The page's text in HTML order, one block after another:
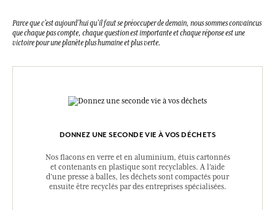
Parce que c’est aujourd’hui qu’il faut se préoccuper de demain, nous sommes convaincus
que chaque pas compte, chaque question est importante et chaque réponse est une
victoire pour une planète plus humaine et plus verte.
DONNEZ UNE SECONDE VIE À VOS DÉCHETS
Nos flacons en verre et en aluminium, étuis cartonnés
et contenants en plastique sont recyclables. A l’aide
d’une presse à balles, les déchets sont compactés pour
ensuite être recyclés par des entreprises spécialisées.